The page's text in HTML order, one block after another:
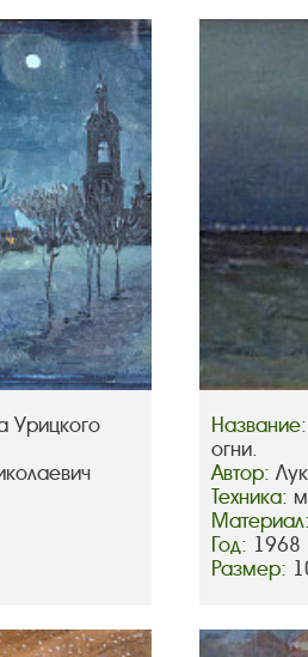
Урицкого
огни.
Автор:
Техника:
Материал:
Год: 1968
Размер: